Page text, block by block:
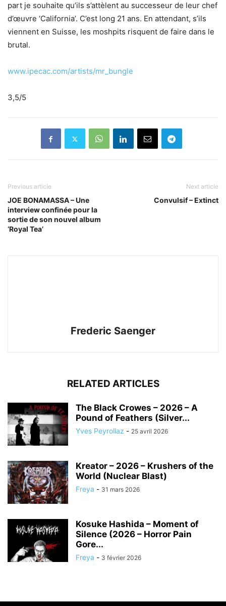
part je souhaite qu’ils s’attèlent au successeur de leur chef
d’œuvre ‘California’. C’est long 21 ans. En attendant, s’ils
viennent en Suisse, les moshpits risquent de faire dans le
brutal.
www.ipecac.com/artists/mr_bungle
3,5/5
Previous article
JOE BONAMASSA – Une
interview confinée pour la
sortie de son nouvel album
‘Royal Tea’
Next article
Convulsif – Extinct
Frederic Saenger
RELATED ARTICLES
The Black Crowes – 2026 – A
Pound of Feathers (Silver...
Yves Peyrollaz - 25 avril 2026
Kreator – 2026 – Krushers of the
World (Nuclear Blast)
Freya - 31 mars 2026
Kosuke Hashida – Moment of
Silence (2026 – Horror Pain
Gore...
Freya - 3 février 2026